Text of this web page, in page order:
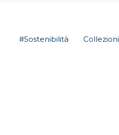
#Sostenibilità Collezioni